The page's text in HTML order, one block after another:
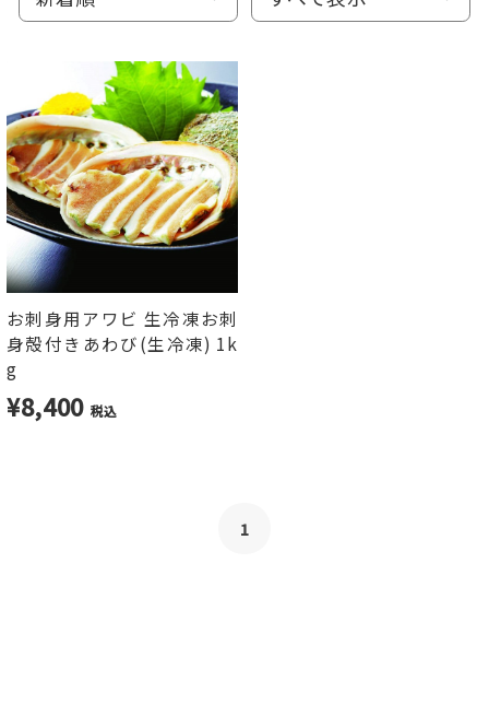
お刺身用アワビ 生冷凍お刺
身殻付きあわび(生冷凍) 1k
g
¥8,400 税込
1